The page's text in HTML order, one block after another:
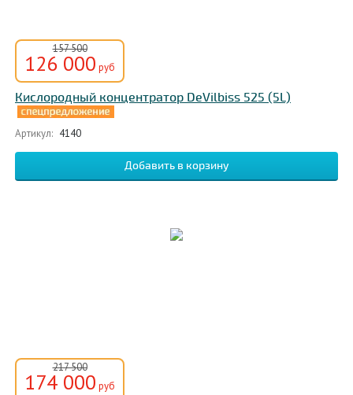
157 500
126 000 руб
Кислородный концентратор DeVilbiss 525 (5L)
Артикул: 4140
217 500
174 000 руб